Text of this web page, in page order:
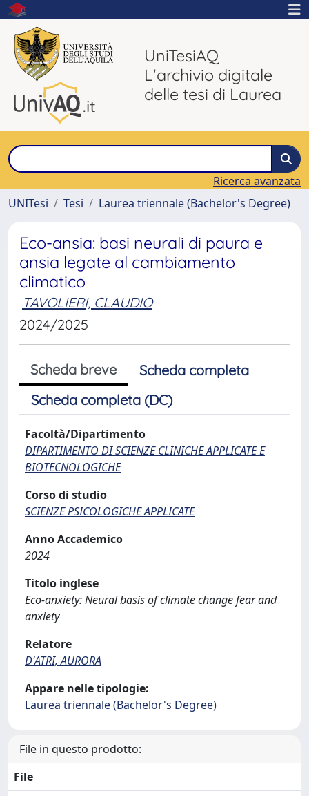
UniTesiAQ
L'archivio digitale
delle tesi di Laurea
Ricerca avanzata
UNITesi
Tesi Laurea triennale (Bachelor's Degree)
Eco-ansia: basi neurali di paura e
ansia legate al cambiamento
climatico
TAVOLIERI, CLAUDIO
2024/2025
Scheda breve
Scheda completa
Scheda completa (DC)
Facoltà/Dipartimento
DIPARTIMENTO DI SCIENZE CLINICHE APPLICATE E
BIOTECNOLOGICHE
Corso di studio
SCIENZE PSICOLOGICHE APPLICATE
Anno Accademico
2024
Titolo inglese
Eco-anxiety: Neural basis of climate change fear and
anxiety
Relatore
D'ATRI, AURORA
Appare nelle tipologie:
Laurea triennale (Bachelor's Degree)
File in questo prodotto:
File